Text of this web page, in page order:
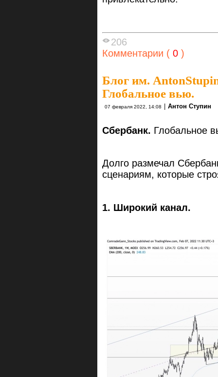
206
Комментарии ( 0 )
Блог им.
Глобальное вью.
07 февраля 2022, 14:08 | Антон Ступин
Сбербанк. Глобальное
Долго размечал
сценариям, которые
1. Широкий канал.